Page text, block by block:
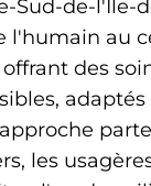
Sud-de-l'Île-
l'humain au
des
adaptés
les